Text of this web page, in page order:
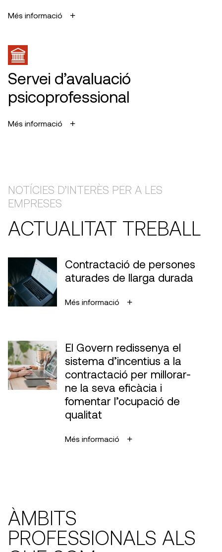
Més informació
Servei d’avaluació
psicoprofessional
Més informació
NOTÍCIES D’INTERÈS PER A LES
EMPRESES
ACTUALITAT TREBALL
Contractació de persones
aturades de llarga durada
Més informació
El Govern redissenya el
sistema d’incentius a la
contractació per millorar-
ne la seva eficàcia i
fomentar l’ocupació de
qualitat
Més informació
ÀMBITS
PROFESSIONALS ALS